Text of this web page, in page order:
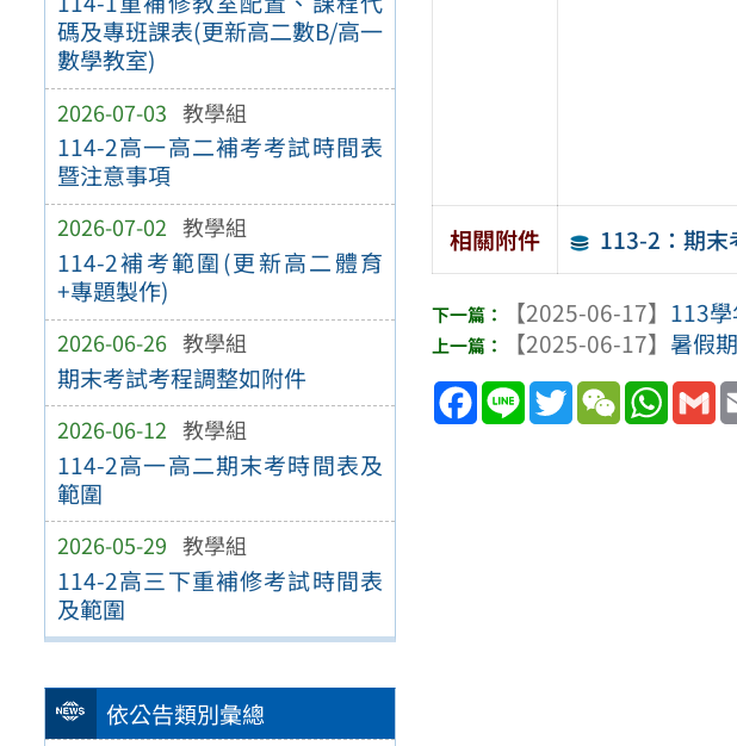
碼及專班課表(更新高二數B/高一
數學教室)
2026-07-03 教學組
114-2高一高二補考考試時間表
暨注意事項
2026-07-02 教學組
114-2補考範圍(更新高二體育
+專題製作)
2026-06-26 教學組
期末考試考程調整如附件
2026-06-12 教學組
114-2高一高二期末考時間表及
範圍
2026-05-29 教學組
114-2高三下重補修考試時間表
及範圍
依公告類別彙總
相關附件 113-2：期末
【2025-06-17】 113
【2025-06-17】 暑假
Facebook
Line TwitterWeChat